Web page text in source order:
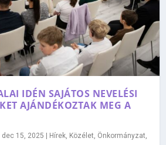
IDÉN SAJÁTOS NEVELÉSI
AJÁNDÉKOZTAK MEG A
dec 15, 2025 Hírek, Közélet, Önkormányzat,